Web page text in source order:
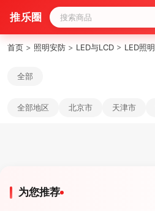
推乐圈
首页 > 照明安防 > LED与LCD > LED照明
全部
全部地区 北京市 天津市
为您推荐